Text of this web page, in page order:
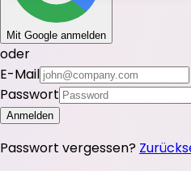
Mit Google anmelden
oder
E-Mail
Passwort
Anmelden
Passwort vergessen?